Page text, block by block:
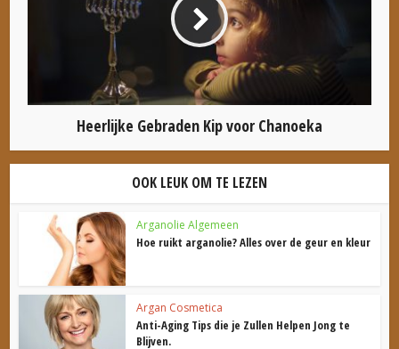
Heerlijke Gebraden Kip voor Chanoeka
OOK LEUK OM TE LEZEN
Arganolie Algemeen
Hoe ruikt arganolie? Alles over de geur en kleur
Argan Cosmetica
Anti-Aging Tips die je Zullen Helpen Jong te
Blijven.